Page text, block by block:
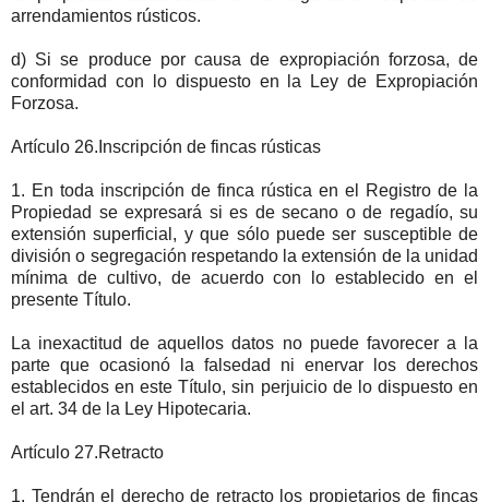
arrendamientos rústicos.
d) Si se produce por causa de expropiación forzosa, de
conformidad con lo dispuesto en la Ley de Expropiación
Forzosa.
Artículo 26.Inscripción de fincas rústicas
1. En toda inscripción de finca rústica en el Registro de la
Propiedad se expresará si es de secano o de regadío, su
extensión superficial, y que sólo puede ser susceptible de
división o segregación respetando la extensión de la unidad
mínima de cultivo, de acuerdo con lo establecido en el
presente Título.
La inexactitud de aquellos datos no puede favorecer a la
parte que ocasionó la falsedad ni enervar los derechos
establecidos en este Título, sin perjuicio de lo dispuesto en
el art. 34 de la Ley Hipotecaria.
Artículo 27.Retracto
1. Tendrán el derecho de retracto los propietarios de fincas